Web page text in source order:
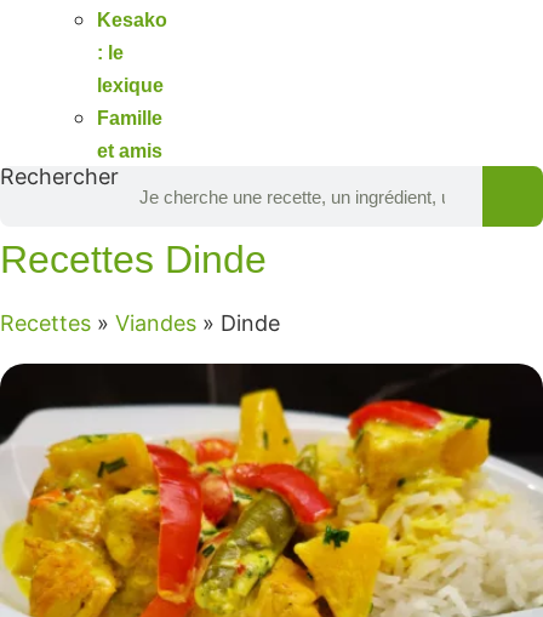
Kesako
: le
lexique
Famille
et amis
Rechercher
Recettes Dinde
Recettes » Viandes » Dinde